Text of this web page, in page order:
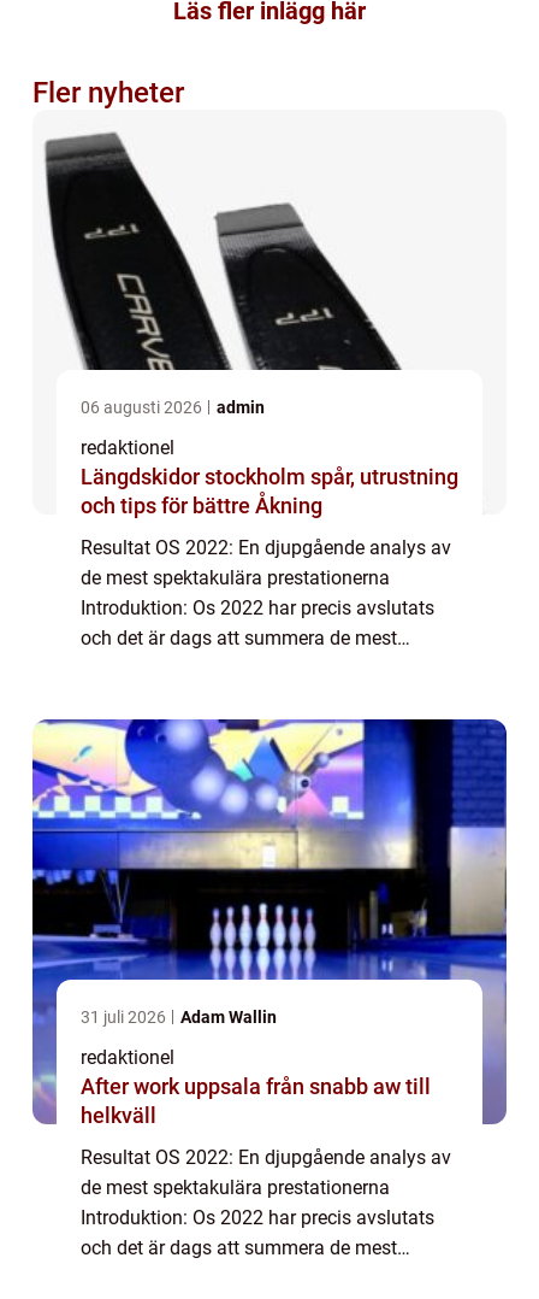
Läs fler inlägg här
Fler nyheter
06 augusti 2026 admin
redaktionel
Längdskidor stockholm spår, utrustning
och tips för bättre Åkning
Resultat OS 2022: En djupgående analys av
de mest spektakulära prestationerna
Introduktion: Os 2022 har precis avslutats
och det är dags att summera de mest
fans öv...
31 juli 2026 Adam Wallin
redaktionel
After work uppsala från snabb aw till
helkväll
Resultat OS 2022: En djupgående analys av
de mest spektakulära prestationerna
Introduktion: Os 2022 har precis avslutats
och det är dags att summera de mest